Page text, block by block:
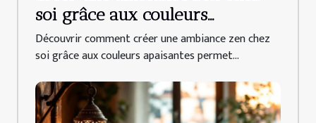
soi grâce aux couleurs
apaisantes
Découvrir comment créer une ambiance zen chez
soi grâce aux couleurs apaisantes permet...